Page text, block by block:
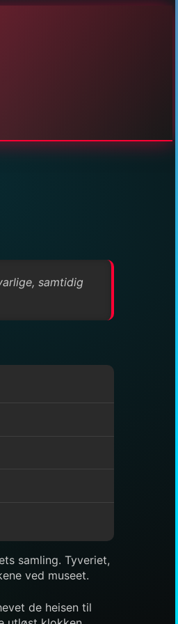
samtidig
samling. Tyveriet,
ved museet.
de heisen til